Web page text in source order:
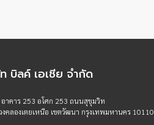
บิลค์ เอเชีย จำกัด
าคาร 253 อโศก 253 ถนนสุขุมวิท
งคลองเตยเหนือ เขตวัฒนา กรุงเทพมหานคร 10110